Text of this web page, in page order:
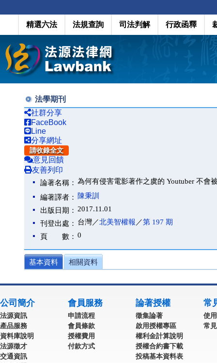
精選六法 法規查詢 司法判解 行政函釋
法學期刊
社群分享
FaceBook
Line
分享網址
請收錄全文
意見回饋
友善列印
論著名稱： 為何有侵害電影著作之虞的 Youtuber 不會
編著譯者：
陳秉訓
出版日期： 2017.11.01
刊登出處： 台灣／北美智權報 ／第 197 期
頁 數： 0
基本資料 相關資料
公司簡介
法源資訊
產品服務
資料庫說明
法源徵才
交通資訊
會員服務
申請流程
會員條款
授權費用
付款方式
論著授權
徵集論著
啟用授權專區
權利金計算說明
授權合約書下載
投稿基本資料表
常
使
常